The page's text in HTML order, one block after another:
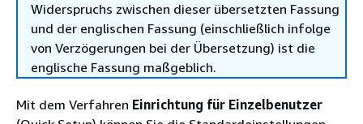
Widerspruchs zwischen dieser übersetzten Fassung
und der englischen Fassung (einschließlich infolge
von Verzögerungen bei der Übersetzung) ist die
englische Fassung maßgeblich.
Mit dem Verfahren Einrichtung für Einzelbenutzer